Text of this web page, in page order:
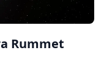
Rummet